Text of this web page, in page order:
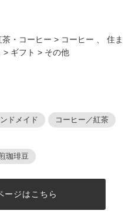
茶・コーヒー > コーヒー 、住ま
> ギフト > その他
ドメイド コーヒー／紅茶
珈琲豆
ージはこちら